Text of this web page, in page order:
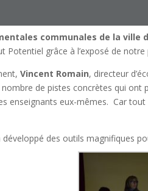
communales de la ville
Potentiel grâce à l’exposé de notre
Vincent Romain, directeur
de pistes concrètes qui
enseignants eux-mêmes. Car
développé des outils magnifiques